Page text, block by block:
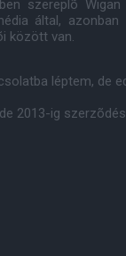
szereplõ
által,
között van.
léptem, de
2013-ig